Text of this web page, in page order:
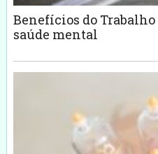
Benefícios do
saúde mental